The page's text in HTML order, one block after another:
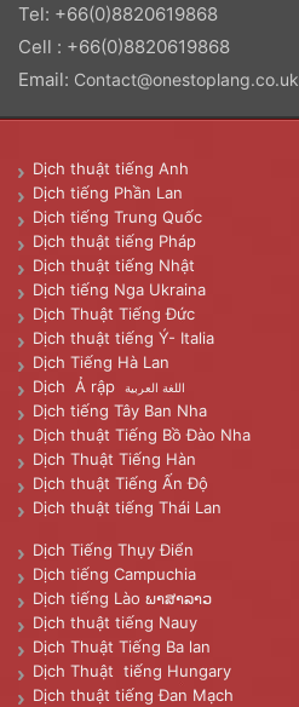
Tel: +66(0)8820619868
Cell : +66(0)8820619868
Email: Contact@onestoplang.co.uk
Dịch thuật tiếng Anh
Dịch tiếng Phần Lan
Dịch tiếng Trung Quốc
Dịch thuật tiếng Pháp
Dịch thuật tiếng Nhật
Dịch tiếng Nga Ukraina
Dịch Thuật Tiếng Đức
Dịch thuật tiếng Ý- Italia
Dịch Tiếng Hà Lan
Dịch Ả rập
اللغة العربية
Dịch tiếng Tây Ban Nha
Dịch thuật Tiếng Bồ Đào Nha
Dịch Thuật Tiếng Hàn
Dịch thuật Tiếng Ấn Độ
Dịch thuật tiếng Thái Lan
Dịch Tiếng Thụy Điển
Dịch tiếng Campuchia
Dịch tiếng Lào ພາສາລາວ
Dịch thuật tiếng Nauy
Dịch Thuật Tiếng Ba lan
Dịch Thuật tiếng Hungary
Dịch thuật tiếng Đan Mạch